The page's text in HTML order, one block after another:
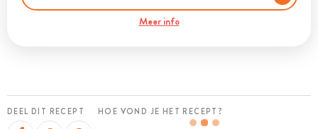
Meer info
DEEL DIT RECEPT HOE VOND JE HET RECEPT?